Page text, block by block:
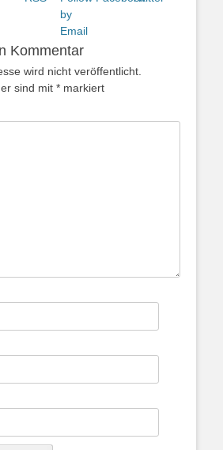
Beitrag:
Kommentar
wird nicht veröffentlicht.
sind mit * markiert